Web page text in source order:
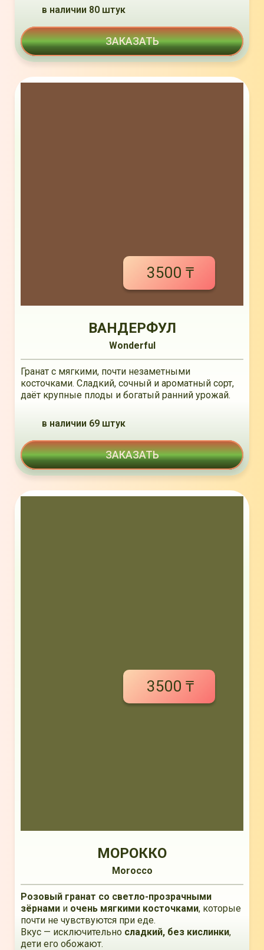
в наличии 80 штук
ЗАКАЗАТЬ
3500 ₸
ВАНДЕРФУЛ
Wonderful
Гранат с мягкими, почти незаметными
косточками. Сладкий, сочный и ароматный сорт,
даёт крупные плоды и богатый ранний урожай.
в наличии 69 штук
ЗАКАЗАТЬ
3500 ₸
МОРОККО
Morocco
Розовый гранат со светло-прозрачными
зёрнами и очень мягкими косточками, которые
почти не чувствуются при еде.
Вкус — исключительно сладкий, без кислинки,
дети его обожают.